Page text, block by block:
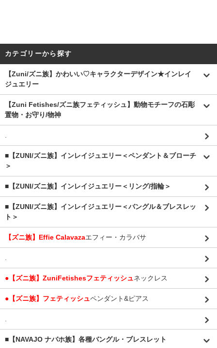
カテゴリーから探す
【Zuni/ズニ族】かわいい♡キャラクターデザイン★インレイ
ジュエリー
【Zuni Fetishes/ズニ族フェティッシュ】動物モチーフの石彫
置物・お守り/物神
.
■【ZUNI/ズニ族】インレイジュエリー＜ペンダント＆ブローチ
＞
■【ZUNI/ズニ族】インレイジュエリー＜リング/指輪＞
■【ZUNI/ズニ族】インレイジュエリー＜バングル＆ブレスレッ
ト＞
【ズニ族】Effie Calavazaエフィー・カラバサ
.
●【ズニ族】ZuniFetishesフェティッシュネックレス
●【ズニ族】フェティッシュペンダント&ピアス
.
■【NAVAJO ナバホ族】各種バングル・ブレスレット